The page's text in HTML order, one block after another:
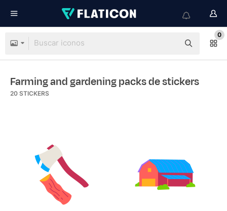
0
Farming and gardening packs de stickers
20 STICKERS